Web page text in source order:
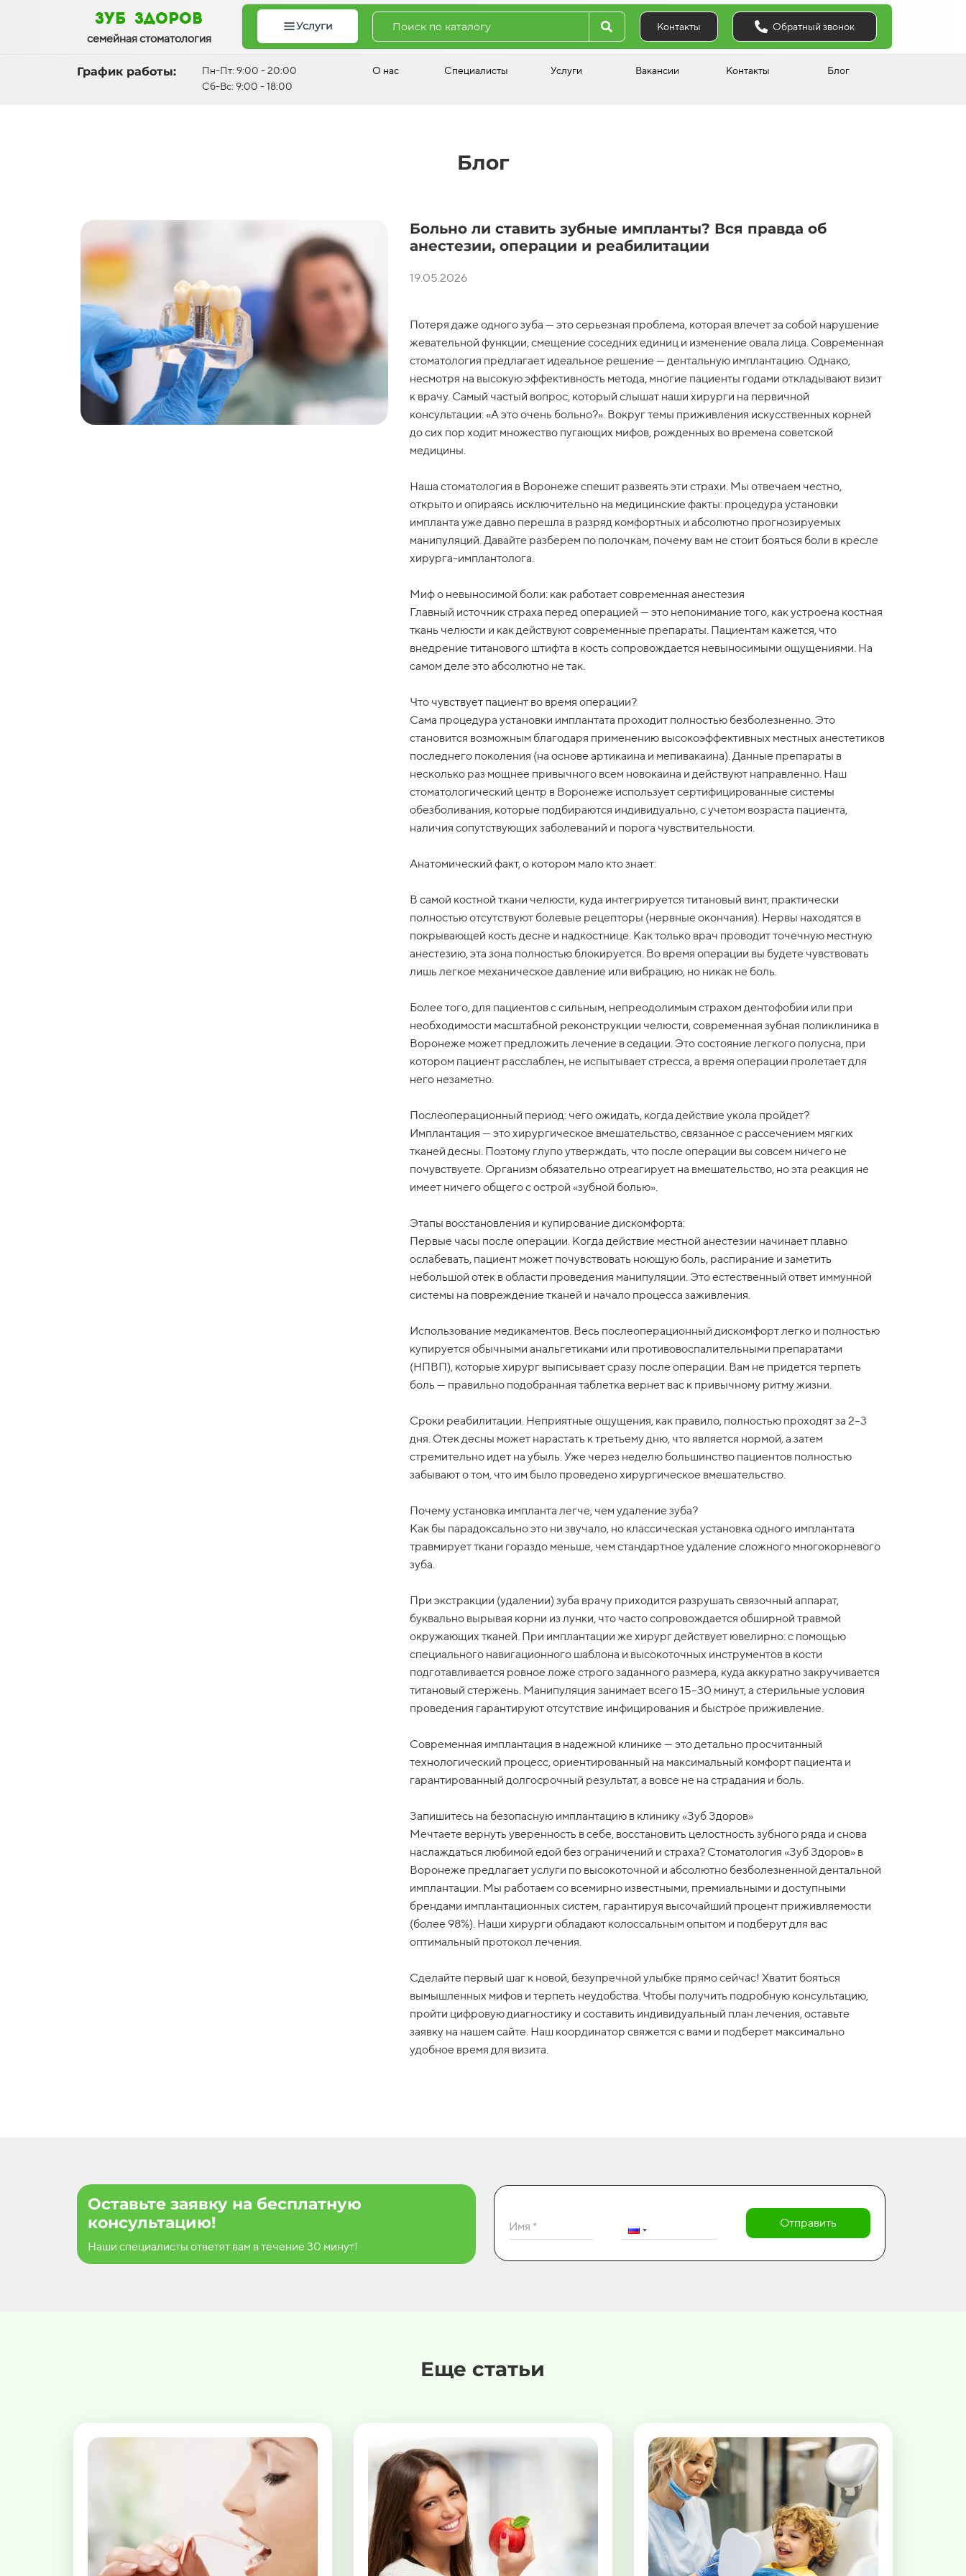
зуб здоров
семейная стоматология
Услуги Контакты Обратный звонок
График работы:
Пн-Пт: 9:00 - 20:00
Сб-Вс: 9:00 - 18:00
О нас Специалисты Услуги Вакансии Контакты Блог
Блог
Больно ли ставить зубные импланты? Вся правда об
анестезии, операции и реабилитации
19.05.2026
Потеря даже одного зуба — это серьезная проблема, которая влечет за собой нарушение
жевательной функции, смещение соседних единиц и изменение овала лица. Современная
стоматология предлагает идеальное решение — дентальную имплантацию. Однако,
несмотря на высокую эффективность метода, многие пациенты годами откладывают визит
к врачу. Самый частый вопрос, который слышат наши хирурги на первичной
консультации: «А это очень больно?». Вокруг темы приживления искусственных корней
до сих пор ходит множество пугающих мифов, рожденных во времена советской
медицины.
Наша стоматология в Воронеже спешит развеять эти страхи. Мы отвечаем честно,
открыто и опираясь исключительно на медицинские факты: процедура установки
импланта уже давно перешла в разряд комфортных и абсолютно прогнозируемых
манипуляций. Давайте разберем по полочкам, почему вам не стоит бояться боли в кресле
хирурга-имплантолога.
Миф о невыносимой боли: как работает современная анестезия
Главный источник страха перед операцией — это непонимание того, как устроена костная
ткань челюсти и как действуют современные препараты. Пациентам кажется, что
внедрение титанового штифта в кость сопровождается невыносимыми ощущениями. На
самом деле это абсолютно не так.
Что чувствует пациент во время операции?
Сама процедура установки имплантата проходит полностью безболезненно. Это
становится возможным благодаря применению высокоэффективных местных анестетиков
последнего поколения (на основе артикаина и мепивакаина). Данные препараты в
несколько раз мощнее привычного всем новокаина и действуют направленно. Наш
стоматологический центр в Воронеже использует сертифицированные системы
обезболивания, которые подбираются индивидуально, с учетом возраста пациента,
наличия сопутствующих заболеваний и порога чувствительности.
Анатомический факт, о котором мало кто знает:
В самой костной ткани челюсти, куда интегрируется титановый винт, практически
полностью отсутствуют болевые рецепторы (нервные окончания). Нервы находятся в
покрывающей кость десне и надкостнице. Как только врач проводит точечную местную
анестезию, эта зона полностью блокируется. Во время операции вы будете чувствовать
лишь легкое механическое давление или вибрацию, но никак не боль.
Более того, для пациентов с сильным, непреодолимым страхом дентофобии или при
необходимости масштабной реконструкции челюсти, современная зубная поликлиника в
Воронеже может предложить лечение в седации. Это состояние легкого полусна, при
котором пациент расслаблен, не испытывает стресса, а время операции пролетает для
него незаметно.
Послеоперационный период: чего ожидать, когда действие укола пройдет?
Имплантация — это хирургическое вмешательство, связанное с рассечением мягких
тканей десны. Поэтому глупо утверждать, что после операции вы совсем ничего не
почувствуете. Организм обязательно отреагирует на вмешательство, но эта реакция не
имеет ничего общего с острой «зубной болью».
Этапы восстановления и купирование дискомфорта:
Первые часы после операции. Когда действие местной анестезии начинает плавно
ослабевать, пациент может почувствовать ноющую боль, распирание и заметить
небольшой отек в области проведения манипуляции. Это естественный ответ иммунной
системы на повреждение тканей и начало процесса заживления.
Использование медикаментов. Весь послеоперационный дискомфорт легко и полностью
купируется обычными анальгетиками или противовоспалительными препаратами
(НПВП), которые хирург выписывает сразу после операции. Вам не придется терпеть
боль — правильно подобранная таблетка вернет вас к привычному ритму жизни.
Сроки реабилитации. Неприятные ощущения, как правило, полностью проходят за 2–3
дня. Отек десны может нарастать к третьему дню, что является нормой, а затем
стремительно идет на убыль. Уже через неделю большинство пациентов полностью
забывают о том, что им было проведено хирургическое вмешательство.
Почему установка импланта легче, чем удаление зуба?
Как бы парадоксально это ни звучало, но классическая установка одного имплантата
травмирует ткани гораздо меньше, чем стандартное удаление сложного многокорневого
зуба.
При экстракции (удалении) зуба врачу приходится разрушать связочный аппарат,
буквально вырывая корни из лунки, что часто сопровождается обширной травмой
окружающих тканей. При имплантации же хирург действует ювелирно: с помощью
специального навигационного шаблона и высокоточных инструментов в кости
подготавливается ровное ложе строго заданного размера, куда аккуратно закручивается
титановый стержень. Манипуляция занимает всего 15–30 минут, а стерильные условия
проведения гарантируют отсутствие инфицирования и быстрое приживление.
Современная имплантация в надежной клинике — это детально просчитанный
технологический процесс, ориентированный на максимальный комфорт пациента и
гарантированный долгосрочный результат, а вовсе не на страдания и боль.
Запишитесь на безопасную имплантацию в клинику «Зуб Здоров»
Мечтаете вернуть уверенность в себе, восстановить целостность зубного ряда и снова
наслаждаться любимой едой без ограничений и страха? Стоматология «Зуб Здоров» в
Воронеже предлагает услуги по высокоточной и абсолютно безболезненной дентальной
имплантации. Мы работаем со всемирно известными, премиальными и доступными
брендами имплантационных систем, гарантируя высочайший процент приживляемости
(более 98%). Наши хирурги обладают колоссальным опытом и подберут для вас
оптимальный протокол лечения.
Сделайте первый шаг к новой, безупречной улыбке прямо сейчас! Хватит бояться
вымышленных мифов и терпеть неудобства. Чтобы получить подробную консультацию,
пройти цифровую диагностику и составить индивидуальный план лечения, оставьте
заявку на нашем сайте. Наш координатор свяжется с вами и подберет максимально
удобное время для визита.
Оставьте заявку на бесплатную
консультацию!
Наши специалисты ответят вам в течение 30 минут!
Имя * Отправить
Еще статьи